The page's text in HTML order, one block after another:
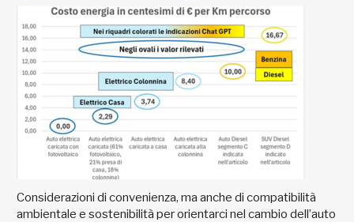
Considerazioni di convenienza, ma anche di compatibilità
ambientale e sostenibilità per orientarci nel cambio dell’auto